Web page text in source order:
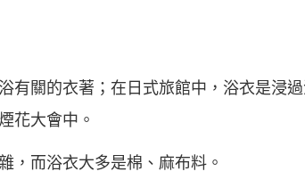
有關的衣著；在日式旅館中，浴衣是浸
花大會中。
，而浴衣大多是棉、麻布料。